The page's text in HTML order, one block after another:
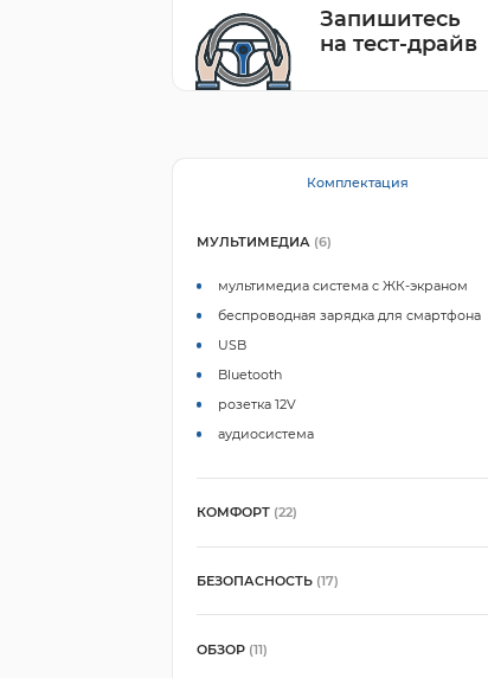
Запишитесь
на тест-драйв
Комплектация
МУЛЬТИМЕДИА (6)
мультимедиа система с ЖК-экраном
беспроводная зарядка для смартфона
USB
Bluetooth
розетка 12V
аудиосистема
КОМФОРТ (22)
БЕЗОПАСНОСТЬ (17)
ОБЗОР (11)